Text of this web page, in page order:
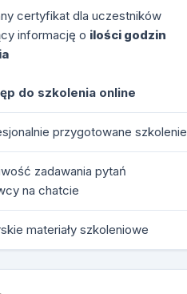
certyfikat dla uczestników
informację o ilości godzin
do szkolenia online
przygotowane szkolenie
zadawania pytań
na chatcie
materiały szkoleniowe